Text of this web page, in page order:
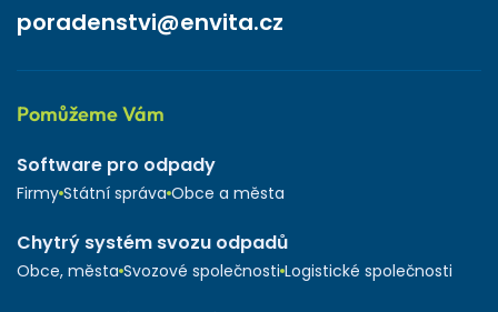
poradenstvi@envita.cz
Pomůžeme Vám
Software pro odpady
Firmy Státní správa Obce a města
Chytrý systém svozu odpadů
Obce, města Svozové společnosti Logistické společnosti